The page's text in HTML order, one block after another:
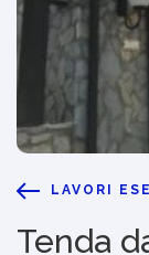
LAVORI
Tenda